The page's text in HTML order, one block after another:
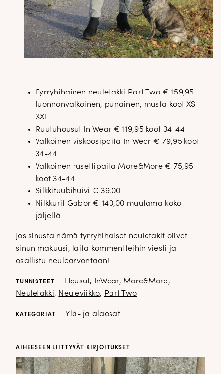
Fyrryhihainen neuletakki Part Two € 159,95
luonnonvalkoinen, punainen, musta koot XS-
XXL
Ruutuhousut In Wear € 119,95 koot 34-44
Valkoinen viskoosipaita In Wear € 79,95 koot
34-44
Valkoinen rusettipaita More&More € 75,95
koot 34-44
Silkkituubihuivi € 39,00
Nilkkurit Gabor € 140,00 muutama koko
jäljellä
Jos sinusta nämä fyrryhihaiset neuletakit olivat
sinun makuusi, laita kommentteihin viesti ja
osallistu neulearvontaan!
TUNNISTEET Housut, InWear, More&More,
Neuletakki, Neuleviikko, Part Two
KATEGORIAT Ylä- ja alaosat
AIHEESEEN LIITTYVÄT KIRJOITUKSET